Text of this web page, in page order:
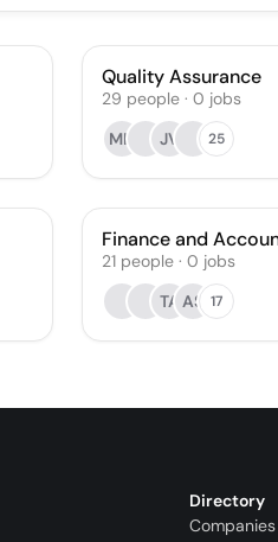
Quality Assurance
29 people · 0 jobs
MH
JV 25
Finance and
21 people · 0 jobs
TA AS 17
Directory
Companies